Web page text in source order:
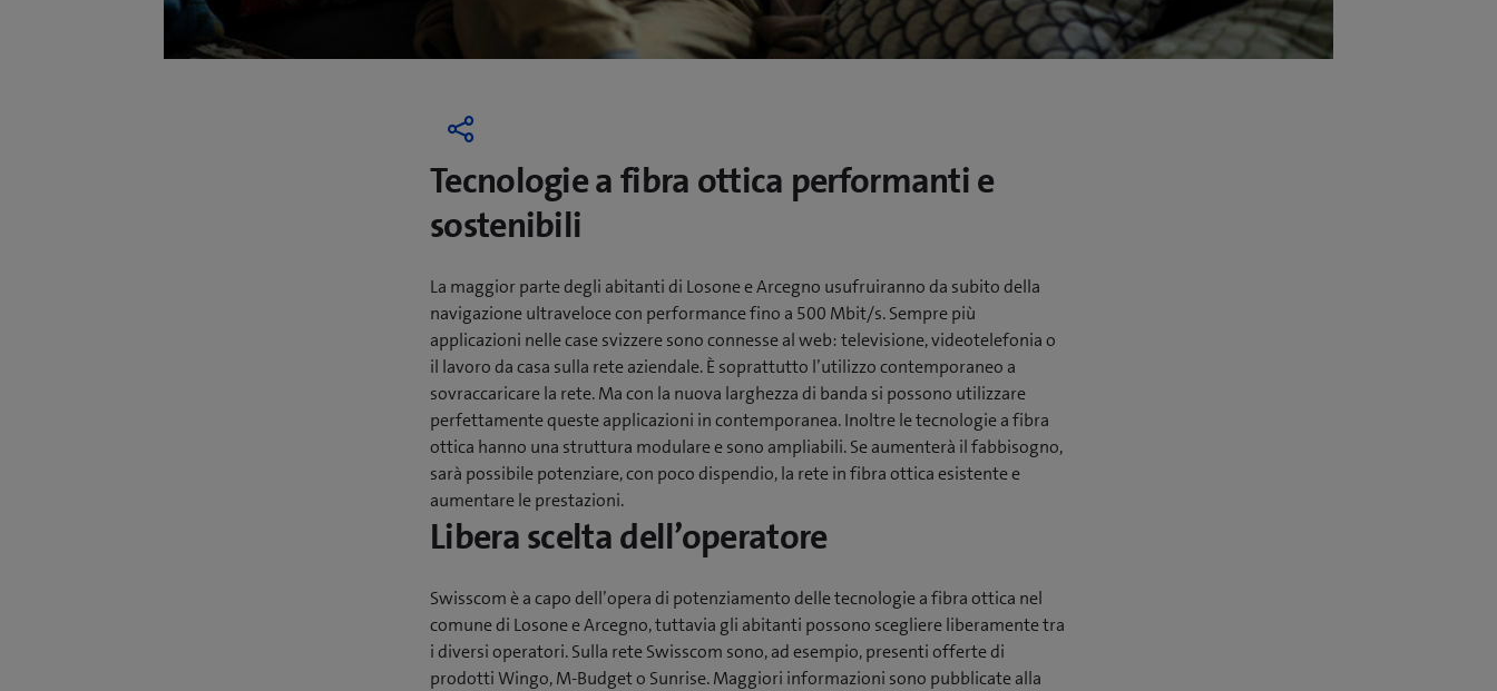
Tecnologie a fibra ottica performanti e
sostenibili
La maggior parte degli abitanti di Losone e Arcegno usufruiranno da subito della
navigazione ultraveloce con performance fino a 500 Mbit/s. Sempre più
applicazioni nelle case svizzere sono connesse al web: televisione, videotelefonia o
il lavoro da casa sulla rete aziendale. È soprattutto l’utilizzo contemporaneo a
sovraccaricare la rete. Ma con la nuova larghezza di banda si possono utilizzare
perfettamente queste applicazioni in contemporanea. Inoltre le tecnologie a fibra
ottica hanno una struttura modulare e sono ampliabili. Se aumenterà il fabbisogno,
sarà possibile potenziare, con poco dispendio, la rete in fibra ottica esistente e
aumentare le prestazioni.
Libera scelta dell’operatore
Swisscom è a capo dell’opera di potenziamento delle tecnologie a fibra ottica nel
comune di Losone e Arcegno, tuttavia gli abitanti possono scegliere liberamente tra
i diversi operatori. Sulla rete Swisscom sono, ad esempio, presenti offerte di
prodotti Wingo, M-Budget o Sunrise. Maggiori informazioni sono pubblicate alla